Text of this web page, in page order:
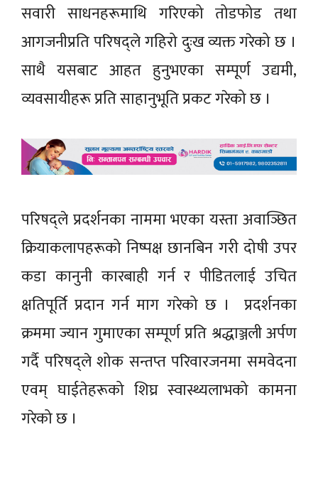
सवारी साधनहरूमाथि गरिएको तोडफोड तथा
आगजनीप्रति परिषद्ले गहिरो दुःख व्यक्त गरेको छ ।
साथै यसबाट आहत हुनुभएका सम्पूर्ण उद्यमी,
व्यवसायीहरू प्रति साहानुभूति प्रकट गरेको छ ।
परिषद्ले प्रदर्शनका नाममा भएका यस्ता अवाञ्छित
क्रियाकलापहरूको निष्पक्ष छानबिन गरी दोषी उपर
कडा कानुनी कारबाही गर्न र पीडितलाई उचित
क्षतिपूर्ति प्रदान गर्न माग गरेको छ । प्रदर्शनका
क्रममा ज्यान गुमाएका सम्पूर्ण प्रति श्रद्धाञ्जली अर्पण
गर्दै परिषद्ले शोक सन्तप्त परिवारजनमा समवेदना
एवम् घाईतेहरूको शिघ्र स्वास्थ्यलाभको कामना
गरेको छ ।